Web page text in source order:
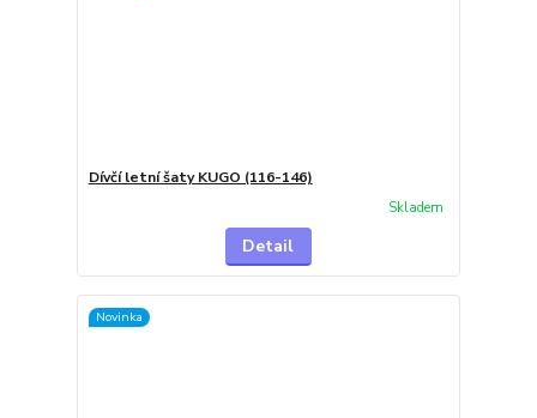
Dívčí letní šaty KUGO (116-146)
Skladem
Detail
Novinka